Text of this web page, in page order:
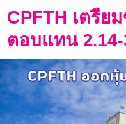
CPFTH เตรีย
ตอบแทน 2.14-